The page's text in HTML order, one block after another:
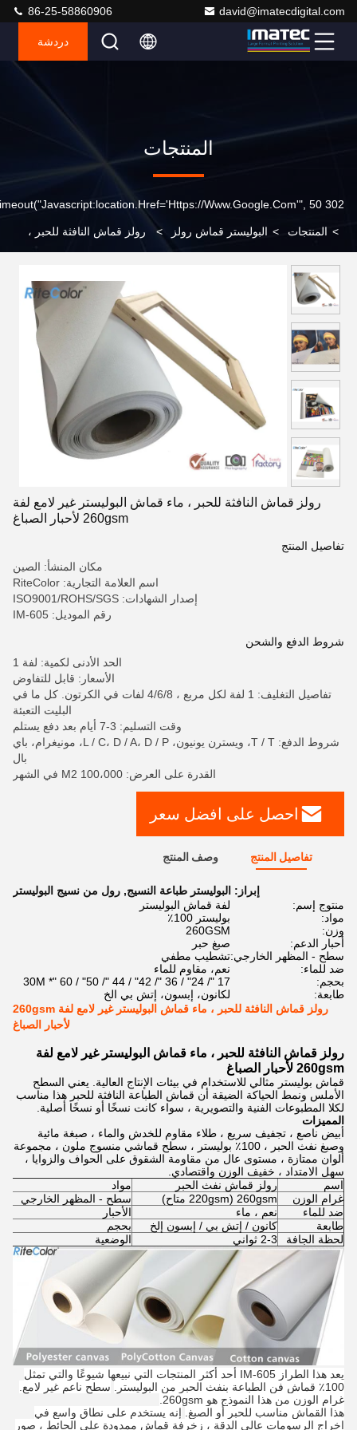
david@imatecdigital.com
86-25-58860906
دردشة
المنتجات
302 SetTimeout("javascript:location.href='https://www.google.com'", 50);
> المنتجات > البوليستر قماش رولز > رولز قماش النافثة للحبر ،
رولز قماش النافثة للحبر ، ماء قماش البوليستر غير لامع لفة
260gsm لأحبار الصباغ
تفاصيل المنتج
مكان المنشأ: الصين
اسم العلامة التجارية: RiteColor
إصدار الشهادات: ISO9001/ROHS/SGS
رقم الموديل: IM-605
شروط الدفع والشحن
الحد الأدنى لكمية: لفة 1
الأسعار: قابل للتفاوض
تفاصيل التغليف: 1 لفة لكل مربع ، 4/6/8 لفات في الكرتون. كل ما في
البليت التعبئة
وقت التسليم: 3-7 أيام بعد دفع يستلم
شروط الدفع: T / T، ويسترن يونيون، L / C، D / A، D / P، مونيغرام، باي
بال
القدرة على العرض: 100،000 M2 في الشهر
احصل على افضل سعر
تفاصيل المنتج وصف المنتج
إبراز: البوليستر طباعة النسيج, رول من نسيج البوليستر
منتوج إسم:
لفة قماش البوليستر
مواد:
بوليستر 100٪
وزن:
260GSM
أحبار الدعم:
صبغ حبر
سطح - المظهر الخارجي:تشطيب مطفي
ضد للماء:
نعم، مقاوم للماء
بحجم:
17 "/ 24" / 36 "/ 42" / 44 "/ 50" / 60 "* 30M
طابعة:
لكانون، إبسون، إتش بي الخ
رولز قماش النافثة للحبر ، ماء قماش البوليستر غير لامع لفة 260gsm
لأحبار الصباغ
رولز قماش النافثة للحبر ، ماء قماش البوليستر غير لامع لفة
260gsm لأحبار الصباغ
قماش بوليستر مثالي للاستخدام في بيئات الإنتاج العالية.
يعني السطح
الأملس ونمط الحياكة الضيقة أن قماش الطباعة النافثة للحبر هذا مناسب
لكلا المطبوعات الفنية والتصويرية ، سواء كانت نسخًا أو نسخًا أصلية.
المميزات
أبيض ناصع ، تجفيف سريع ، طلاء مقاوم للخدش والماء ، صبغة مائية
وصبغ نفث الحبر ، 100٪ بوليستر ، سطح قماشي منسوج ملون ، مجموعة
ألوان ممتازة ، مستوى عال من مقاومة الشقوق على الحواف والزوايا ،
سهل الامتداد ، خفيف الوزن واقتصادي.
اسم
رولز قماش نفث الحبر مواد
غرام الوزن
260gsm (220gsm متاح) سطح - المظهر الخارجي
ضد للماء
نعم ، ماء الأحبار
طابعة
كانون / إتش بي / إبسون إلخ بحجم
لحظة الجافة
2-3 ثواني الوضعية
يعد هذا الطراز IM-605 أحد أكثر المنتجات التي نبيعها شيوعًا والتي تمثل
100٪ قماش فن الطباعة بنفث الحبر من البوليستر.
سطح ناعم غير لامع.
غرام الوزن من هذا النموذج هو 260gsm.
هذا القماش مناسب للحبر أو الصبغ.
إنه يستخدم على نطاق واسع في
إخراج الرسومات عالي الدقة ، زخرفة قماش ممدودة على الحائط ، صور